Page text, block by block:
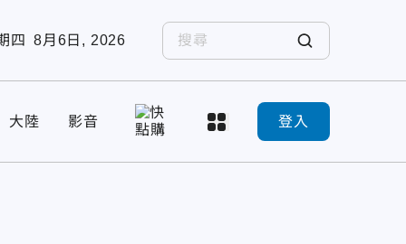
四 8月6日, 2026
大陸 影音 登入